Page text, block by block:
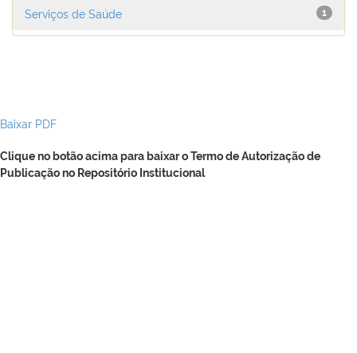
1
Serviços de Saúde
Baixar PDF
Clique no botão acima para baixar o Termo de Autorização de
Publicação no Repositório Institucional